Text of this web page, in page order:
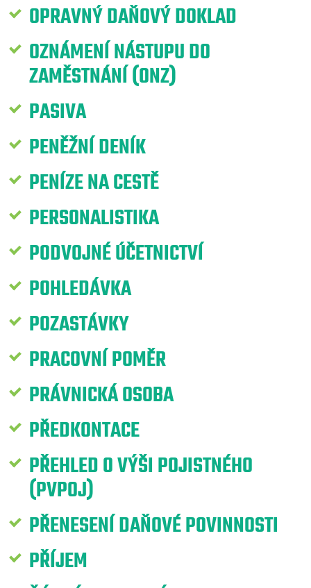
OPRAVNÝ DAŇOVÝ DOKLAD
OZNÁMENÍ NÁSTUPU DO
ZAMĚSTNÁNÍ (ONZ)
PASIVA
PENĚŽNÍ DENÍK
PENÍZE NA CESTĚ
PERSONALISTIKA
PODVOJNÉ ÚČETNICTVÍ
POHLEDÁVKA
POZASTÁVKY
PRACOVNÍ POMĚR
PRÁVNICKÁ OSOBA
PŘEDKONTACE
PŘEHLED O VÝŠI POJISTNÉHO
(PVPOJ)
PŘENESENÍ DAŇOVÉ POVINNOSTI
PŘÍJEM